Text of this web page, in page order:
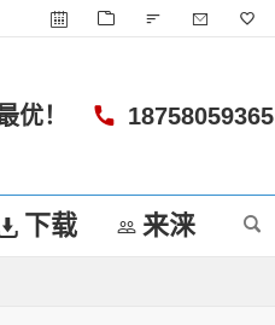
18758059365
优！
下载 来涞